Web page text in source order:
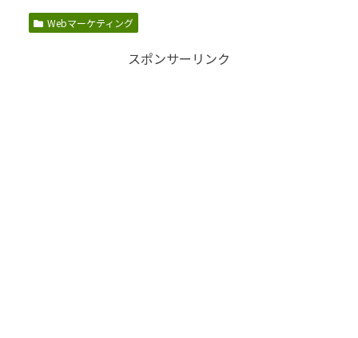
Webマーケティング
スポンサーリンク